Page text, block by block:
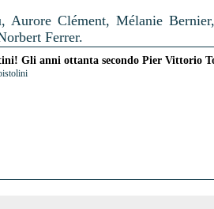
Aurore Clément, Mélanie
Ferrer.
Gli anni ottanta secondo Pier Vittorio